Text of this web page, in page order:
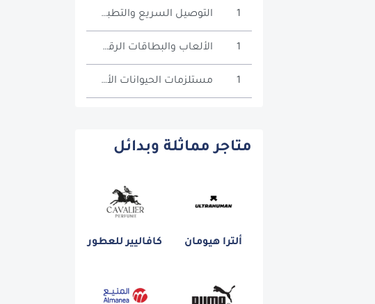
التوصيل السريع والتطبيقات 1
الألعاب والبطاقات الرقمية 1
مستلزمات الحيوانات الأليفة 1
متاجر مماثلة وبدائل
ألترا هيومان كافاليير للعطور